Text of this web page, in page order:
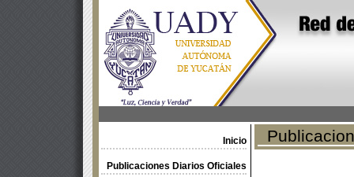
Inicio
Publicaciones Diarios Oficiales